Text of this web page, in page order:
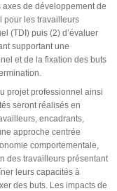
de développement de
pour les travailleurs
(TDI) puis (2) d’évaluer
supportant une
et de la fixation des buts
projet professionnel ainsi
seront réalisés en
encadrants,
approche centrée
comportementale,
des travailleurs présentant
leurs capacités à
des buts. Les impacts de